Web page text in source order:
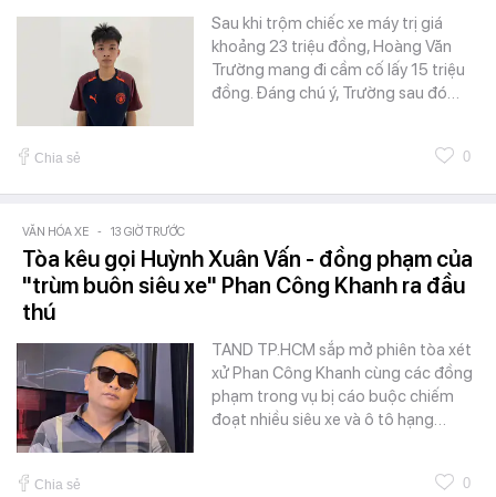
Sau khi trộm chiếc xe máy trị giá
khoảng 23 triệu đồng, Hoàng Văn
Trường mang đi cầm cố lấy 15 triệu
đồng. Đáng chú ý, Trường sau đó…
Chia sẻ 0
VĂN HÓA XE - 13 GIỜ TRƯỚC
Tòa kêu gọi Huỳnh Xuân Vấn - đồng phạm của
"trùm buôn siêu xe" Phan Công Khanh ra đầu
thú
TAND TP.HCM sắp mở phiên tòa xét
xử Phan Công Khanh cùng các đồng
phạm trong vụ bị cáo buộc chiếm
đoạt nhiều siêu xe và ô tô hạng…
Chia sẻ 0